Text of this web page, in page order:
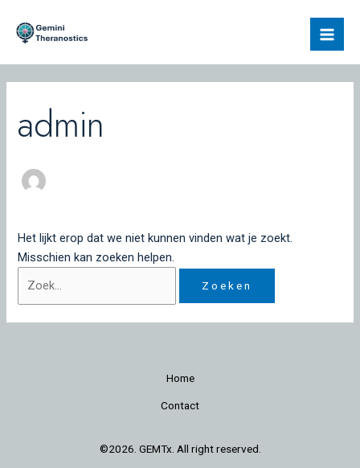
naar
inhoud
admin
Het lijkt erop dat we niet kunnen vinden wat je zoekt.
Misschien kan zoeken helpen.
naar:
Home
Contact
©2026. GEMTx. All right reserved.